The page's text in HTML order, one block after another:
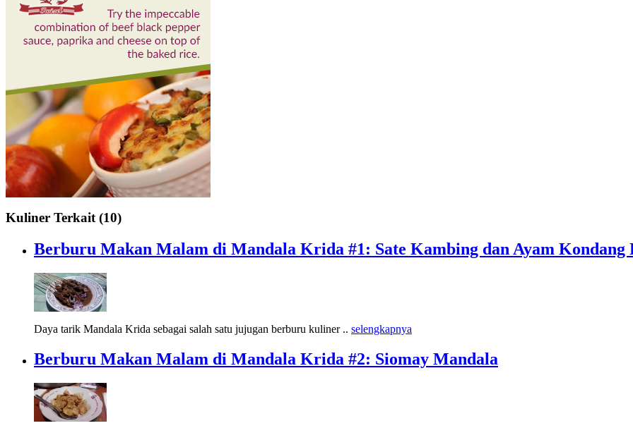
Kuliner Terkait (10)
Berburu Makan Malam di Mandala Krida #1: Sate Kambing dan Ayam Kondang
Daya tarik Mandala Krida sebagai salah satu jujugan berburu kuliner .. selengkapnya
Berburu Makan Malam di Mandala Krida #2: Siomay Mandala